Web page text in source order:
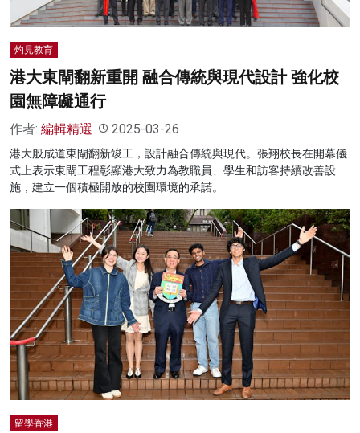
灼見教育
港大東閘翻新重開 融合傳統與現代設計 強化校
園無障礙通行
作者: 編輯精選 2025-03-26
港大般咸道東閘翻新竣工，設計融合傳統與現代。張翔校長在開幕儀
式上表示東閘工程彰顯港大致力為教職員、學生和訪客持續改善設
施，建立一個積極開放的校園環境的承諾。
留學香港